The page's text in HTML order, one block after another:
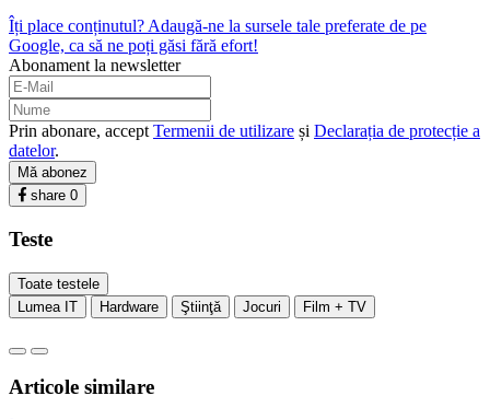
Îți place conținutul? Adaugă-ne la sursele tale preferate de pe
Google, ca să ne poți găsi fără efort!
Abonament la newsletter
Prin abonare, accept Termenii de utilizare și Declarația de protecție a
datelor.
Mă abonez
share 0
Teste
Toate testele
Lumea IT
Hardware Ştiinţă Jocuri Film + TV
Articole similare